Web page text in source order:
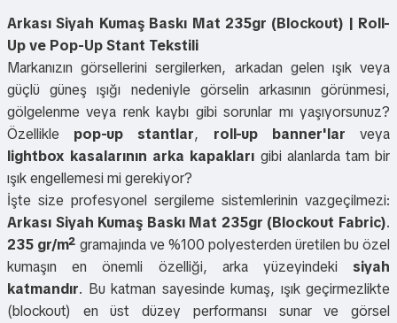
Arkası Siyah Kumaş Baskı Mat 235gr (Blockout) | Roll-
Up ve Pop-Up Stant Tekstili
Markanızın görsellerini sergilerken, arkadan gelen ışık veya
güçlü güneş ışığı nedeniyle görselin arkasının görünmesi,
gölgelenme veya renk kaybı gibi sorunlar mı yaşıyorsunuz?
Özellikle pop-up stantlar, roll-up banner'lar veya
lightbox kasalarının arka kapakları gibi alanlarda tam bir
ışık engellemesi mi gerekiyor?
İşte size profesyonel sergileme sistemlerinin vazgeçilmezi:
Arkası Siyah Kumaş Baskı Mat 235gr (Blockout Fabric).
235 gr/m² gramajında ve %100 polyesterden üretilen bu özel
kumaşın en önemli özelliği, arka yüzeyindeki siyah
katmandır. Bu katman sayesinde kumaş, ışık geçirmezlikte
(blockout) en üst düzey performansı sunar ve görsel